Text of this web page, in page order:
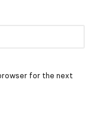
for the next